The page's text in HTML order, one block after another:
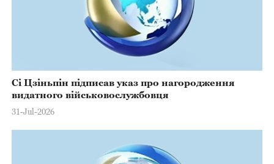
Сі Цзіньпін підписав указ про нагородження
видатного військовослужбовця
31-Jul-2026